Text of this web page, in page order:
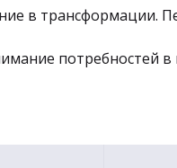
в трансформации.
потребностей в